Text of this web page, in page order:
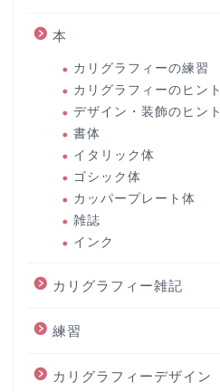
本
カリグラフィーの練習
カリグラフィーのヒント
デザイン・装飾のヒント
書体
イタリック体
ゴシック体
カッパープレート体
雑誌
インク
カリグラフィー雑記
練習
カリグラフィーデザイン